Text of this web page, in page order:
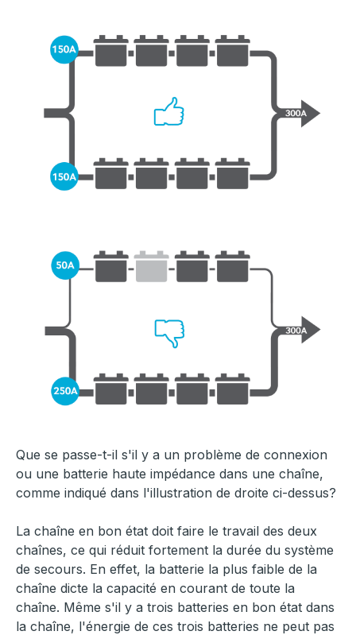
Que se passe-t-il s'il y a un problème de connexion
ou une batterie haute impédance dans une chaîne,
comme indiqué dans l'illustration de droite ci-dessus?
La chaîne en bon état doit faire le travail des deux
chaînes, ce qui réduit fortement la durée du système
de secours. En effet, la batterie la plus faible de la
chaîne dicte la capacité en courant de toute la
chaîne. Même s'il y a trois batteries en bon état dans
la chaîne, l'énergie de ces trois batteries ne peut pas